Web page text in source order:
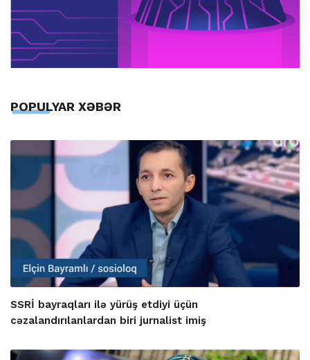
POPULYAR XƏBƏR
SSRİ bayraqları ilə yürüş etdiyi üçün
cəzalandırılanlardan biri jurnalist imiş